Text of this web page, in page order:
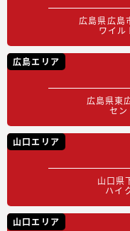
広島県広島
ワイ
広島エリア
広島県東
セ
山口エリア
山口県
ハイ
山口エリア